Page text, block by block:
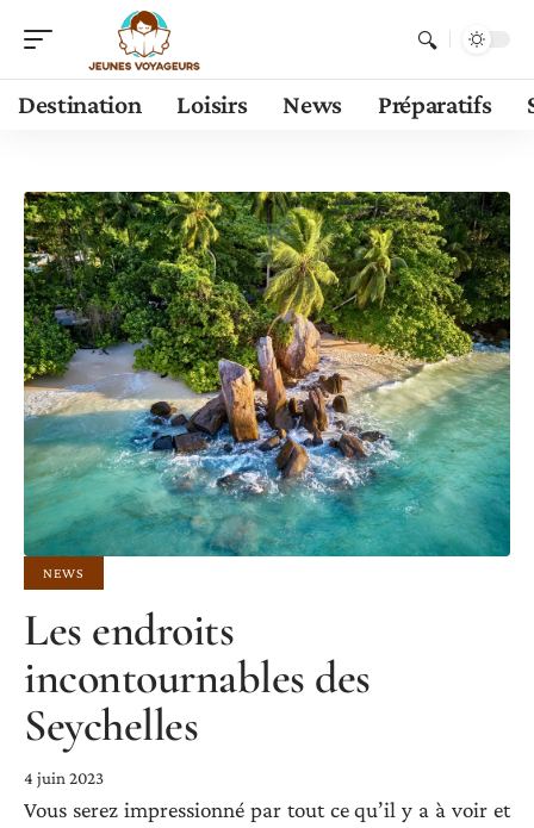
Destination Loisirs News Préparatifs
NEWS
Les endroits
incontournables des
Seychelles
4 juin 2023
Vous serez impressionné par tout ce qu’il y a à voir et